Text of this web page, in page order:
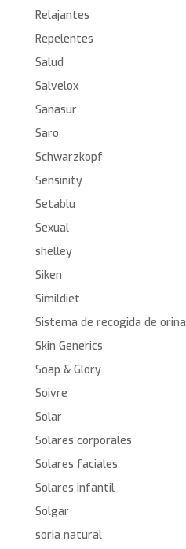
Relajantes
Repelentes
Salud
Salvelox
Sanasur
Saro
Schwarzkopf
Sensinity
Setablu
Sexual
shelley
Siken
Simildiet
Sistema de recogida de orina
Skin Generics
Soap & Glory
Soivre
Solar
Solares corporales
Solares faciales
Solares infantil
Solgar
soria natural